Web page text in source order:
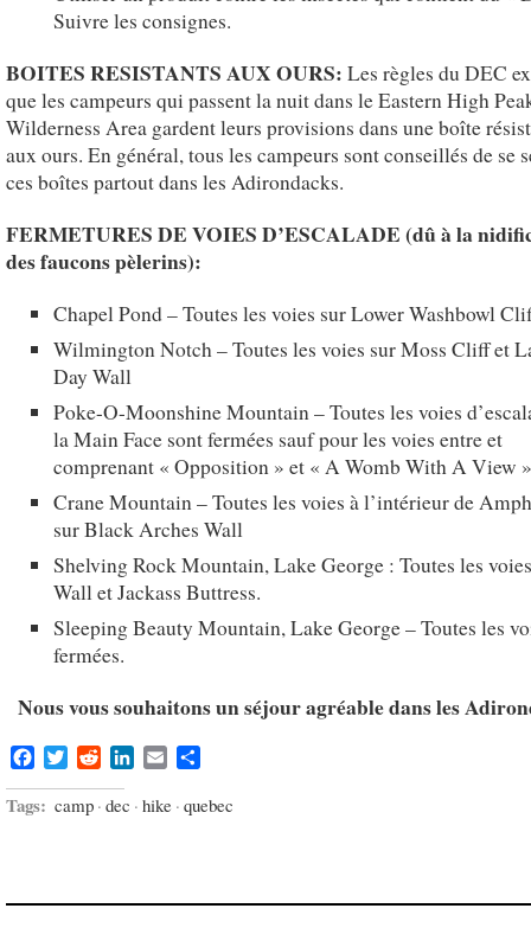
Suivre les consignes.
BOITES RESISTANTS AUX OURS: Les règles du DEC
que les campeurs qui passent la nuit dans le Eastern High
Wilderness Area gardent leurs provisions dans une boîte
aux ours. En général, tous les campeurs sont conseillés de se
ces boîtes partout dans les Adirondacks.
FERMETURES DE VOIES D’ESCALADE (dû à la
des faucons pèlerins):
Chapel Pond – Toutes les voies sur Lower Washbowl
Wilmington Notch – Toutes les voies sur Moss Cliff et
Day Wall
Poke-O-Moonshine Mountain – Toutes les voies
la Main Face sont fermées sauf pour les voies entre et
comprenant « Opposition » et « A Womb With A View
Crane Mountain – Toutes les voies à l’intérieur de
sur Black Arches Wall
Shelving Rock Mountain, Lake George : Toutes les
Wall et Jackass Buttress.
Sleeping Beauty Mountain, Lake George – Toutes les
fermées.
Nous vous souhaitons un séjour agréable dans les
Facebook
TwitterRedditLinkedIn
Email
Tags: camp · dec · hike · quebec